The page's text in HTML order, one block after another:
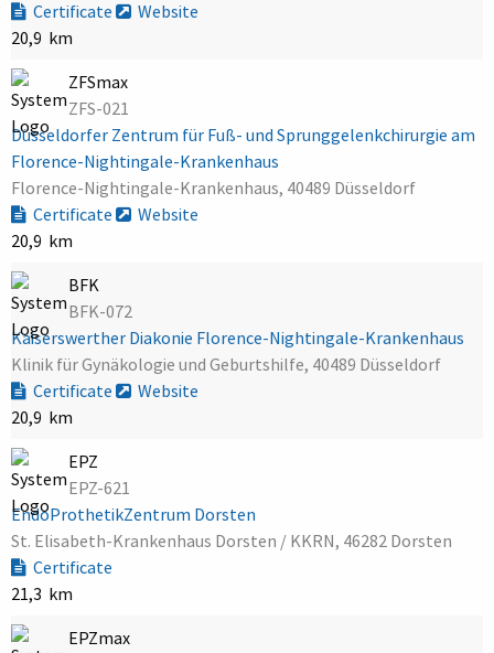
Certificate
Website
20,9 km
ZFSmax
ZFS-021
Düsseldorfer Zentrum für Fuß- und Sprunggelenkchirurgie am
Florence-Nightingale-Krankenhaus
Florence-Nightingale-Krankenhaus, 40489 Düsseldorf
Certificate
Website
20,9 km
BFK
BFK-072
Kaiserswerther Diakonie Florence-Nightingale-Krankenhaus
Klinik für Gynäkologie und Geburtshilfe, 40489 Düsseldorf
Certificate
Website
20,9 km
EPZ
EPZ-621
EndoProthetikZentrum Dorsten
St. Elisabeth-Krankenhaus Dorsten / KKRN, 46282 Dorsten
Certificate
21,3 km
EPZmax